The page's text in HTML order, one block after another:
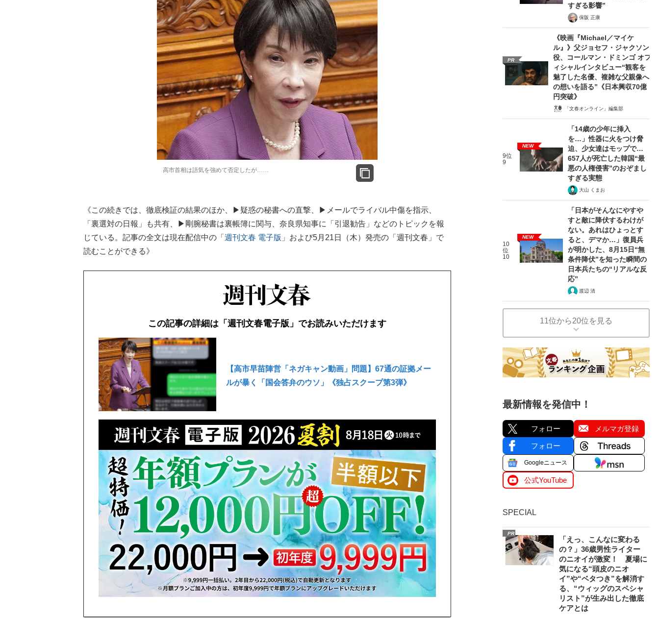
高市首相は語気を強めて否定したが……
《この続きでは、徹底検証の結果のほか、▶︎疑惑の秘書への直撃、▶︎メールでライバル中傷を指示、
「裏選対の日報」も共有、▶︎剛腕秘書は裏帳簿に関与、奈良県知事に「引退勧告」などのトピックを報
じている。記事の全文は現在配信中の「 週刊文春 電子版 」および5月21日（木）発売の「週刊文春」で
読むことができる》
この記事の詳細は「週刊文春電子版」でお読みいただけます
【高市早苗陣営「ネガキャン動画」問題】67通の証拠メー
ルが暴く「国会答弁のウソ」《独占スクープ第3弾》
すぎる影響”
保阪 正康
PR
《映画『Michael／マイケ
ル』》父ジョセフ・ジャクソン
役、コールマン・ドミンゴ オフ
ィシャルインタビュー“観客を
魅了した名優、複雑な父親像へ
の想いを語る”《日本興収70億
円突破》
「文春オンライン」編集部
9位
9
NEW
「14歳の少年に挿入
を…」性器に火をつけ脅
迫、少女達はモップで…
657人が死亡した韓国“最
悪の人権侵害”のおぞまし
すぎる実態
大山 くまお
10
位
10
NEW
「日本がそんなにやすや
すと敵に降伏するわけが
ない。あれはひょっとす
ると、デマか…」復員兵
が明かした、8月15日“無
条件降伏”を知った瞬間の
日本兵たちの“リアルな反
応”
渡辺 清
11位から20位を見る
最新情報を発信中！
フォロー メルマガ登録
フォロー
Googleニュース
公式YouTube
SPECIAL
PR
「えっ、こんなに変わる
の？」36歳男性ライター
のニオイが激変！ 夏場に
気になる“頭皮のニオ
イ”や“ベタつき”を解消す
る、“ウィッグのスペシャ
リスト”が生み出した徹底
ケアとは